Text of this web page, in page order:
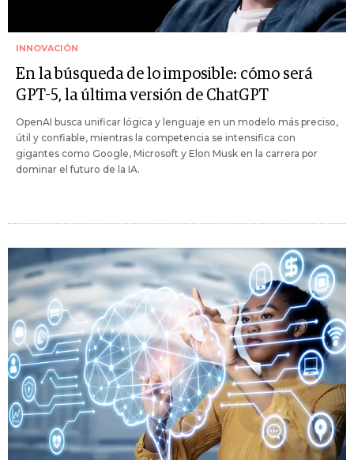
INNOVACIÓN
En la búsqueda de lo imposible: cómo será
GPT-5, la última versión de ChatGPT
OpenAI busca unificar lógica y lenguaje en un modelo más preciso,
útil y confiable, mientras la competencia se intensifica con
gigantes como Google, Microsoft y Elon Musk en la carrera por
dominar el futuro de la IA.